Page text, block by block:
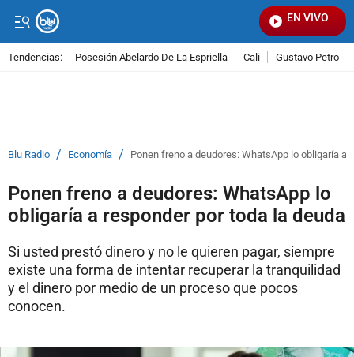
EN VIVO
Tendencias: Posesión Abelardo De La Espriella Cali Gustavo Petro
Blu Radio / Economía / Ponen freno a deudores: WhatsApp lo obligaría a
Ponen freno a deudores: WhatsApp lo
obligaría a responder por toda la deuda
Si usted prestó dinero y no le quieren pagar, siempre
existe una forma de intentar recuperar la tranquilidad
y el dinero por medio de un proceso que pocos
conocen.